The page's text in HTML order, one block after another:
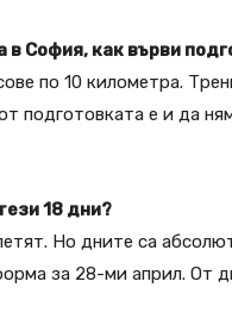
в София, как върви
по 10 километра.
подготовката е и да
18 дни?
Но дните са
за 28-ми април. От